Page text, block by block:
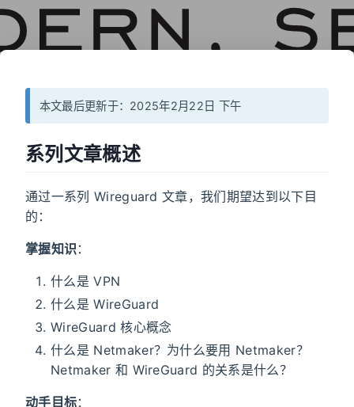
本文最后更新于：2025年2月22日 下午
系列文章概述
通过一系列 Wireguard 文章，我们期望达到以下目
的：
掌握知识：
什么是 VPN
什么是 WireGuard
WireGuard 核心概念
什么是 Netmaker？为什么要用 Netmaker？
Netmaker 和 WireGuard 的关系是什么？
动手目标：